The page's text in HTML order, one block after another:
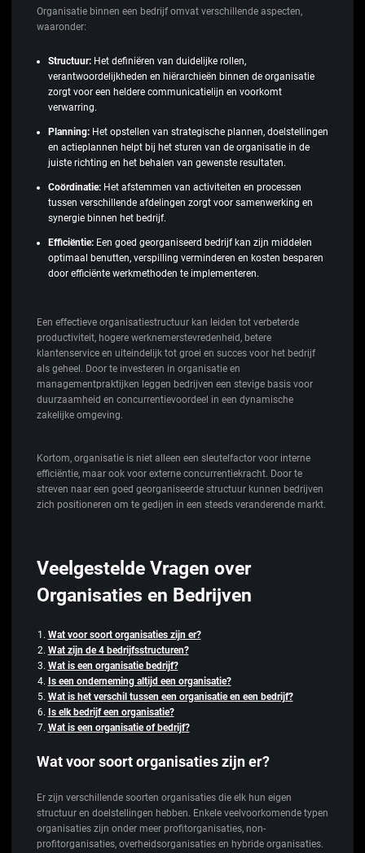
Organisatie binnen een bedrijf omvat verschillende aspecten,
waaronder:
Structuur:Het definiëren van duidelijke rollen,
verantwoordelijkheden en hiërarchieën binnen de organisatie
zorgt voor een heldere communicatielijn en voorkomt
verwarring.
Planning:Het opstellen van strategische plannen, doelstellingen
en actieplannen helpt bij het sturen van de organisatie in de
juiste richting en het behalen van gewenste resultaten.
Coördinatie:Het afstemmen van activiteiten en processen
tussen verschillende afdelingen zorgt voor samenwerking en
synergie binnen het bedrijf.
Efficiëntie:Een goed georganiseerd bedrijf kan zijn middelen
optimaal benutten, verspilling verminderen en kosten besparen
door efficiënte werkmethoden te implementeren.
Een effectieve organisatiestructuur kan leiden tot verbeterde
productiviteit, hogere werknemerstevredenheid, betere
klantenservice en uiteindelijk tot groei en succes voor het bedrijf
als geheel. Door te investeren in organisatie en
managementpraktijken leggen bedrijven een stevige basis voor
duurzaamheid en concurrentievoordeel in een dynamische
zakelijke omgeving.
Kortom, organisatie is niet alleen een sleutelfactor voor interne
efficiëntie, maar ook voor externe concurrentiekracht. Door te
streven naar een goed georganiseerde structuur kunnen bedrijven
zich positioneren om te gedijen in een steeds veranderende markt.
Veelgestelde Vragen over
Organisaties en Bedrijven
Wat voor soort organisaties zijn er?
Wat zijn de 4 bedrijfsstructuren?
Wat is een organisatie bedrijf?
Is een onderneming altijd een organisatie?
Wat is het verschil tussen een organisatie en een bedrijf?
Is elk bedrijf een organisatie?
Wat is een organisatie of bedrijf?
Wat voor soort organisaties zijn er?
Er zijn verschillende soorten organisaties die elk hun eigen
structuur en doelstellingen hebben. Enkele veelvoorkomende typen
organisaties zijn onder meer profitorganisaties, non-
profitorganisaties, overheidsorganisaties en hybride organisaties.